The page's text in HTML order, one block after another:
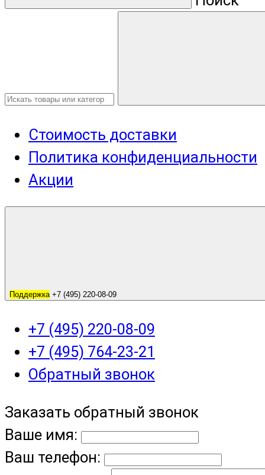
Стоимость доставки
Политика конфиденциальности
Акции
Поддержка +7 (495) 220-08-09
+7 (495) 220-08-09
+7 (495) 764-23-21
Обратный звонок
Заказать обратный звонок
Ваше имя:
Ваш телефон: